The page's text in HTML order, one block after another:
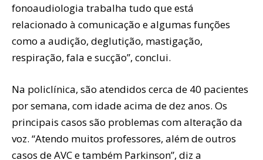
fonoaudiologia trabalha tudo que está
relacionado à comunicação e algumas funções
como a audição, deglutição, mastigação,
respiração, fala e sucção”, conclui.
Na policlínica, são atendidos cerca de 40 pacientes
por semana, com idade acima de dez anos. Os
principais casos são problemas com alteração da
voz. “Atendo muitos professores, além de outros
casos de AVC e também Parkinson”, diz a